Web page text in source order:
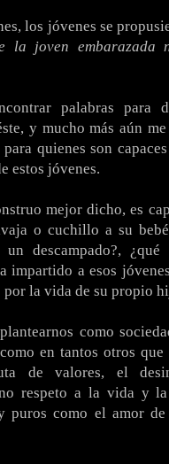
los jóvenes se
la joven embarazada
palabras para
y mucho más aún
quienes son
estos jóvenes.
mejor dicho, es
o cuchillo a su
descampado?,
impartido a esos
la vida de su propio
como
en tantos otros
de valores, el
respeto a la vida y
puros como el amor